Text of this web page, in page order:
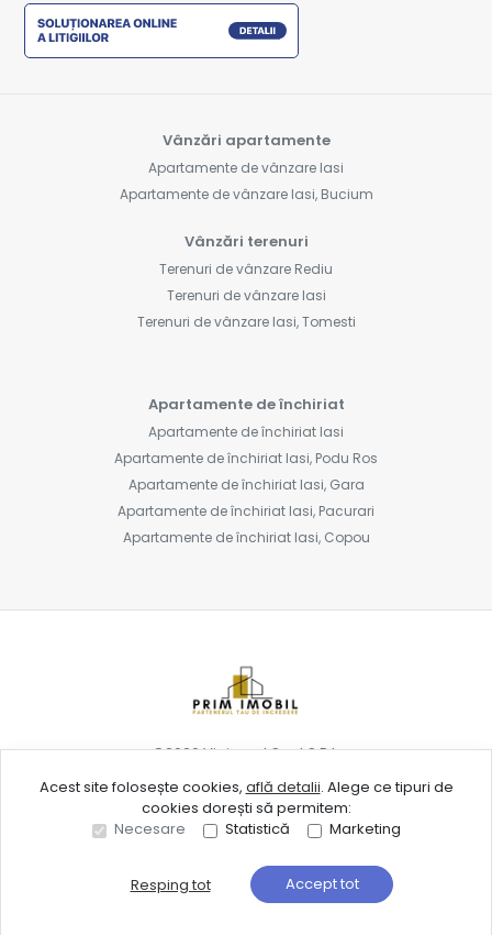
Vânzări apartamente
Apartamente de vânzare Iasi
Apartamente de vânzare Iasi, Bucium
Vânzări terenuri
Terenuri de vânzare Rediu
Terenuri de vânzare Iasi
Terenuri de vânzare Iasi, Tomesti
Apartamente de închiriat
Apartamente de închiriat Iasi
Apartamente de închiriat Iasi, Podu Ros
Apartamente de închiriat Iasi, Gara
Apartamente de închiriat Iasi, Pacurari
Apartamente de închiriat Iasi, Copou
©2026Vipinvest Spot S.R.L.
Site creat în
Acest site folosește cookies, află detalii. Alege ce tipuri de
cookies dorești să permitem:
Necesare
Statistică Marketing
Resping tot Accept tot